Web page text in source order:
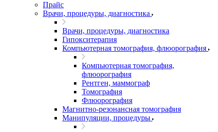
Прайс
Врачи, процедуры, диагностика
Врачи, процедуры, диагностика
Гипокситерапия
Компьютерная томография, флюорография
Компьютерная томография,
флюорография
Рентген, маммограф
Томография
Флюорография
Магнитно-резонансная томография
Манипуляции, процедуры